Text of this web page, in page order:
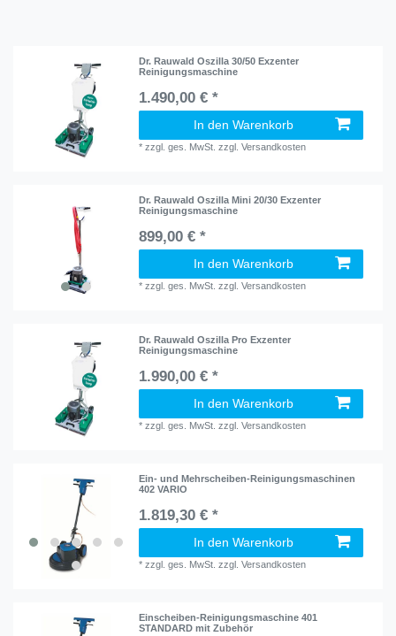
Dr. Rauwald Oszilla 30/50 Exzenter
Reinigungsmaschine
1.490,00 € *
In den Warenkorb
*zzgl. ges. MwSt. zzgl.Versandkosten
Dr. Rauwald Oszilla Mini 20/30 Exzenter
Reinigungsmaschine
899,00 € *
In den Warenkorb
*zzgl. ges. MwSt. zzgl.Versandkosten
Dr. Rauwald Oszilla Pro Exzenter
Reinigungsmaschine
1.990,00 € *
In den Warenkorb
*zzgl. ges. MwSt. zzgl.Versandkosten
Ein- und Mehrscheiben-Reinigungsmaschinen
402 VARIO
1.819,30 € *
In den Warenkorb
*zzgl. ges. MwSt. zzgl.Versandkosten
Einscheiben-Reinigungsmaschine 401
STANDARD mit Zubehör